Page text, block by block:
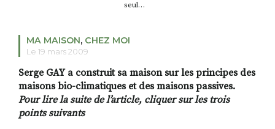
ALTER STRADA
ROSÉE DE MAI
seul…
MA MAISON, CHEZ MOI
Le 19 mars 2009
Serge GAY a construit sa maison sur les principes des
maisons bio-climatiques et des maisons passives.
Pour lire la suite de l’article, cliquer sur les trois
points suivants